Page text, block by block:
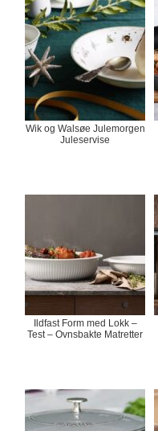
Wik og Walsøe Julemorgen
Juleservise
Ildfast Form med Lokk –
Test – Ovnsbakte Matretter